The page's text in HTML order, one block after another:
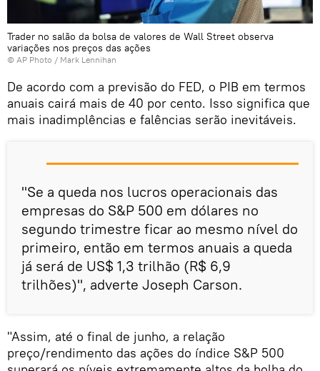
Trader no salão da bolsa de valores de Wall Street observa
variações nos preços das ações
© AP Photo / Mark Lennihan
De acordo com a previsão do FED, o PIB em termos
anuais cairá mais de 40 por cento. Isso significa que
mais inadimplências e falências serão inevitáveis.
"Se a queda nos lucros operacionais das
empresas do S&P 500 em dólares no
segundo trimestre ficar ao mesmo nível do
primeiro, então em termos anuais a queda
já será de US$ 1,3 trilhão (R$ 6,9
trilhões)", adverte Joseph Carson.
"Assim, até o final de junho, a relação
preço/rendimento das ações do índice S&P 500